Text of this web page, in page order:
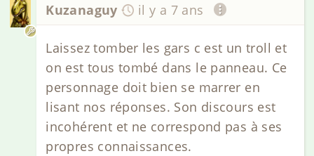
Kuzanaguy il y a 7 ans
Laissez tomber les gars c est un troll et
on est tous tombé dans le panneau. Ce
personnage doit bien se marrer en
lisant nos réponses. Son discours est
incohérent et ne correspond pas à ses
propres connaissances.